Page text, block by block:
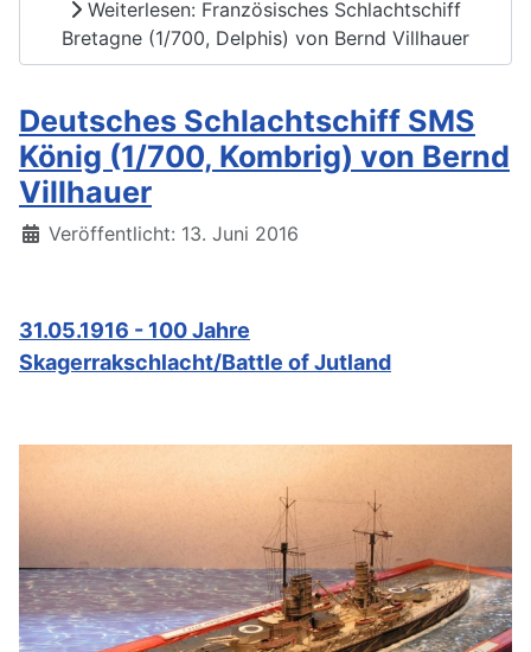
Weiterlesen: Französisches Schlachtschiff
Bretagne (1/700, Delphis) von Bernd Villhauer
Deutsches Schlachtschiff SMS
König (1/700, Kombrig) von Bernd
Villhauer
Details
Veröffentlicht: 13. Juni 2016
31.05.1916 - 100 Jahre
Skagerrakschlacht/Battle of Jutland